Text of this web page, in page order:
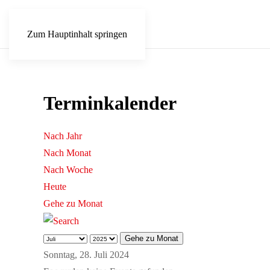
Zum Hauptinhalt springen
Terminkalender
Nach Jahr
Nach Monat
Nach Woche
Heute
Gehe zu Monat
Gehe zu Monat
Sonntag, 28. Juli 2024